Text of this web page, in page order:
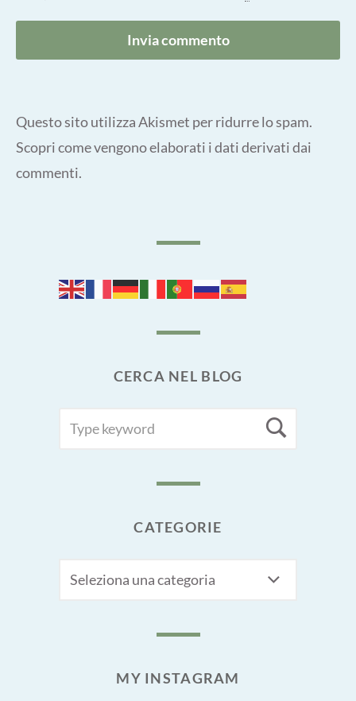
Questo sito utilizza Akismet per ridurre lo spam.
Scopri come vengono elaborati i dati derivati dai
commenti.
CERCA NEL BLOG
FOR:
CATEGORIE
MY INSTAGRAM